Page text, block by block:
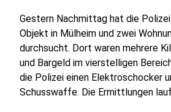
Gestern Nachmittag hat die
Objekt in Mülheim und zwei
durchsucht. Dort waren mehrere
und Bargeld im vierstelligen
die Polizei einen Elektroschocker
Schusswaffe. Die Ermittlungen